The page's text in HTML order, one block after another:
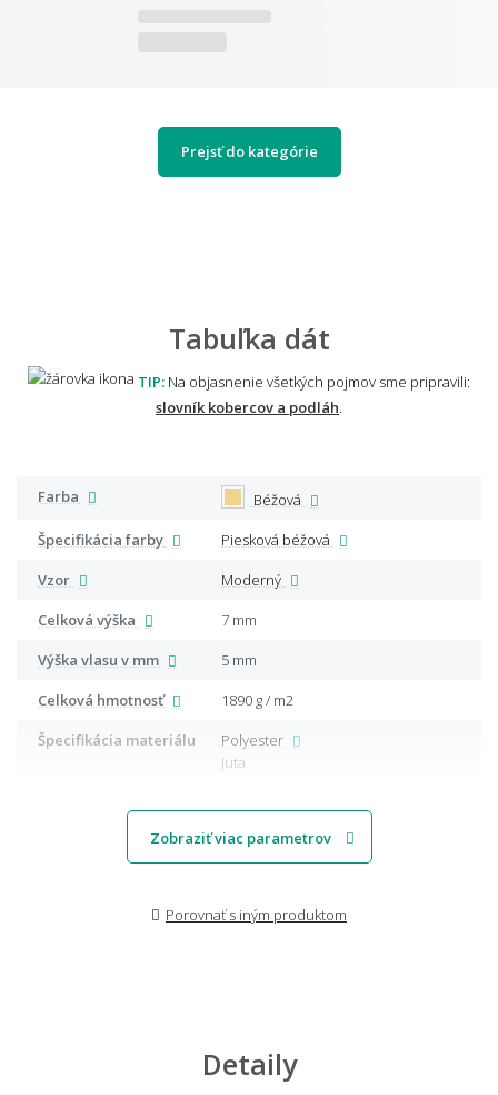
Prejsť do kategórie
Tabuľka dát
TIP: Na objasnenie všetkých pojmov sme pripravili:
slovník kobercov a podláh
Farba
Béžová
Špecifikácia farby
Piesková béžová
Vzor
Moderný
Celková výška
7 mm
Výška vlasu v mm
5 mm
Celková hmotnosť
1890 g / m2
Špecifikácia materiálu
Polyester
Juta
Zobraziť viac parametrov
Porovnať s iným produktom
Detaily